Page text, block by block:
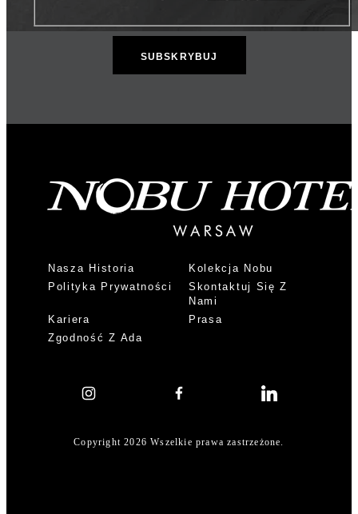
Nasza Historia
Kolekcja Nobu
Polityka Prywatności
Skontaktuj Się Z
Nami
Kariera
Prasa
Zgodność Z Ada
Copyright 2026 Wszelkie prawa zastrzeżone.